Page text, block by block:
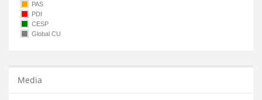
PAS
PDI
CESP
Global CU
Media